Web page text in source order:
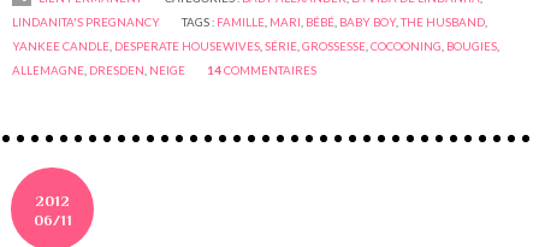
LINDANITA'S PREGNANCY
TAGS : FAMILLE MARI BÉBÉ BABY BOY,THE HUSBAND
YANKEE CANDLE DESPERATE HOUSEWIVES ,SÉRIE ,GROSSESSE ,COCOONING BOUGIES
ALLEMAGNE DRESDEN NEIGE 14COMMENTAIRES
2012
06/11